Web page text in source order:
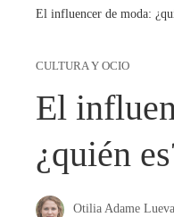
El influencer de moda:
CULTURA Y OCIO
El
¿quién
Otilia Adame